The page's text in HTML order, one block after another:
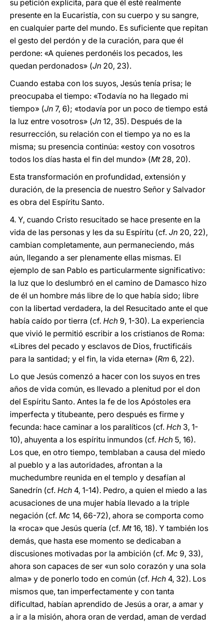
su petición explícita, para que él esté realmente
presente en la Eucaristía, con su cuerpo y su sangre,
en cualquier parte del mundo. Es suficiente que repitan
el gesto del perdón y de la curación, para que él
perdone: «A quienes perdonéis los pecados, les
quedan perdonados» (Jn 20, 23).
Cuando estaba con los suyos, Jesús tenía prisa; le
preocupaba el tiempo: «Todavía no ha llegado mi
tiempo» (Jn 7, 6); «todavía por un poco de tiempo está
la luz entre vosotros» (Jn 12, 35). Después de la
resurrección, su relación con el tiempo ya no es la
misma; su presencia continúa: «estoy con vosotros
todos los días hasta el fin del mundo» (Mt28, 20).
Esta transformación en profundidad, extensión y
duración, de la presencia de nuestro Señor y Salvador
es obra del Espíritu Santo.
4. Y, cuando Cristo resucitado se hace presente en la
vida de las personas y les da su Espíritu (cf. Jn 20, 22),
cambian completamente, aun permaneciendo, más
aún, llegando a ser plenamente ellas mismas. El
ejemplo de san Pablo es particularmente significativo:
la luz que lo deslumbró en el camino de Damasco hizo
de él un hombre más libre de lo que había sido; libre
con la libertad verdadera, la del Resucitado ante el que
había caído por tierra (cf. Hch 9, 1-30). La experiencia
que vivió le permitió escribir a los cristianos de Roma:
«Libres del pecado y esclavos de Dios, fructificáis
para la santidad; y el fin, la vida eterna» (Rm 6, 22).
Lo que Jesús comenzó a hacer con los suyos en tres
años de vida común, es llevado a plenitud por el don
del Espíritu Santo. Antes la fe de los Apóstoles era
imperfecta y titubeante, pero después es firme y
fecunda: hace caminar a los paralíticos (cf. Hch 3, 1-
10), ahuyenta a los espíritu inmundos (cf. Hch 5, 16).
Los que, en otro tiempo, temblaban a causa del miedo
al pueblo y a las autoridades, afrontan a la
muchedumbre reunida en el templo y desafían al
Sanedrín (cf. Hch 4, 1-14). Pedro, a quien el miedo a las
acusaciones de una mujer había llevado a la triple
negación (cf. Mc 14, 66-72), ahora se comporta como
la «roca» que Jesús quería (cf. Mt16, 18). Y también los
demás, que hasta ese momento se dedicaban a
discusiones motivadas por la ambición (cf. Mc 9, 33),
ahora son capaces de ser «un solo corazón y una sola
alma» y de ponerlo todo en común (cf. Hch 4, 32). Los
mismos que, tan imperfectamente y con tanta
dificultad, habían aprendido de Jesús a orar, a amar y
a ir a la misión, ahora oran de verdad, aman de verdad